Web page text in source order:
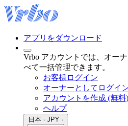
アプリをダウンロード
Vrbo アカウントでは、オー
べて一括管理できます。
お客様ログイン
オーナーとしてログイ
アカウントを作成 (無料)
ヘルプ